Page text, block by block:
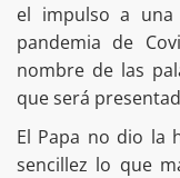
el impulso a
pandemia de
nombre de las
que será
El Papa no dio la
sencillez lo que